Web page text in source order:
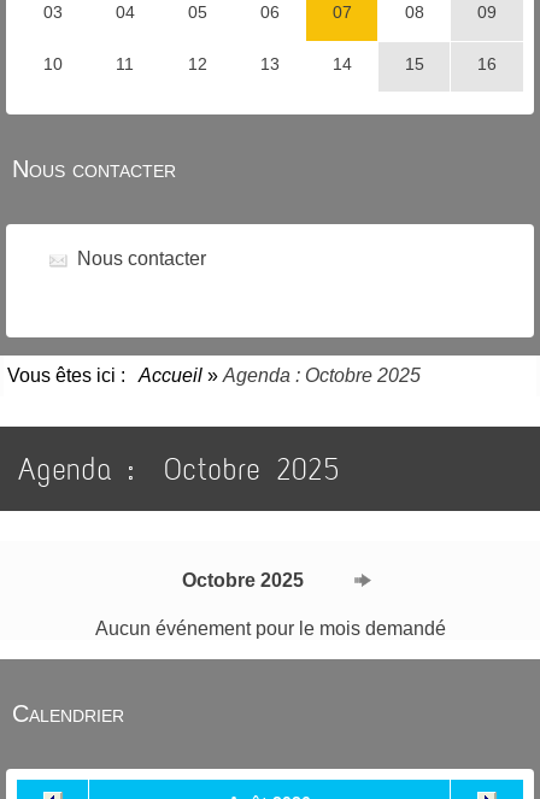
Nous contacter
Nous contacter
Vous êtes ici : Accueil»Agenda : Octobre 2025
Agenda : Octobre 2025
Octobre 2025
Aucun événement pour le mois demandé
Calendrier